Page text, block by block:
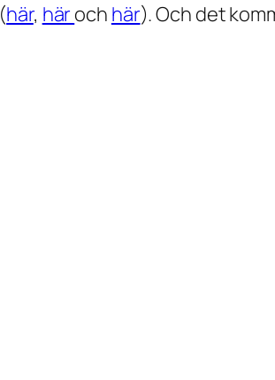
här, häroch här). Och det